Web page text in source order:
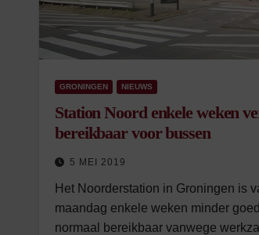
GRONINGEN NIEUWS
Station Noord enkele weken
bereikbaar voor bussen
5 MEI 2019
Het Noorderstation in Groningen is
maandag enkele weken minder
normaal bereikbaar vanwege